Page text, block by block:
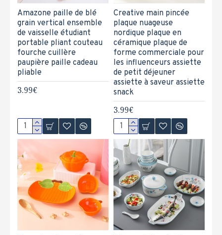
Amazone paille de blé
grain vertical ensemble
de vaisselle étudiant
portable pliant couteau
fourche cuillère
paupière paille cadeau
pliable
3.99€
Creative main pincée
plaque nuageuse
nordique plaque en
céramique plaque de
forme commerciale pour
les influenceurs assiette
de petit déjeuner
assiette à saveur assiette
snack
3.99€